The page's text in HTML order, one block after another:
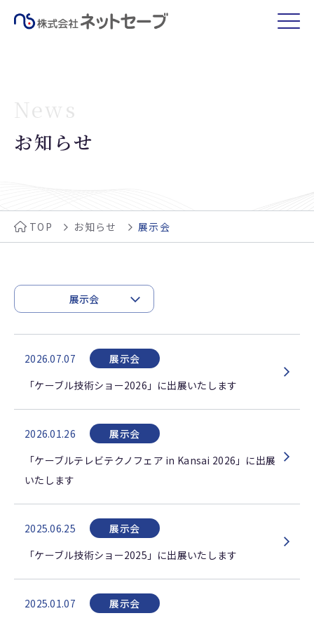
News
お知らせ
TOP お知らせ 展示会
展示会
2026.07.07
展示会
「ケーブル技術ショー2026」に出展いたします
2026.01.26
展示会
「ケーブルテレビテクノフェア in Kansai 2026」に出展
いたします
2025.06.25
展示会
「ケーブル技術ショー2025」に出展いたします
2025.01.07
展示会